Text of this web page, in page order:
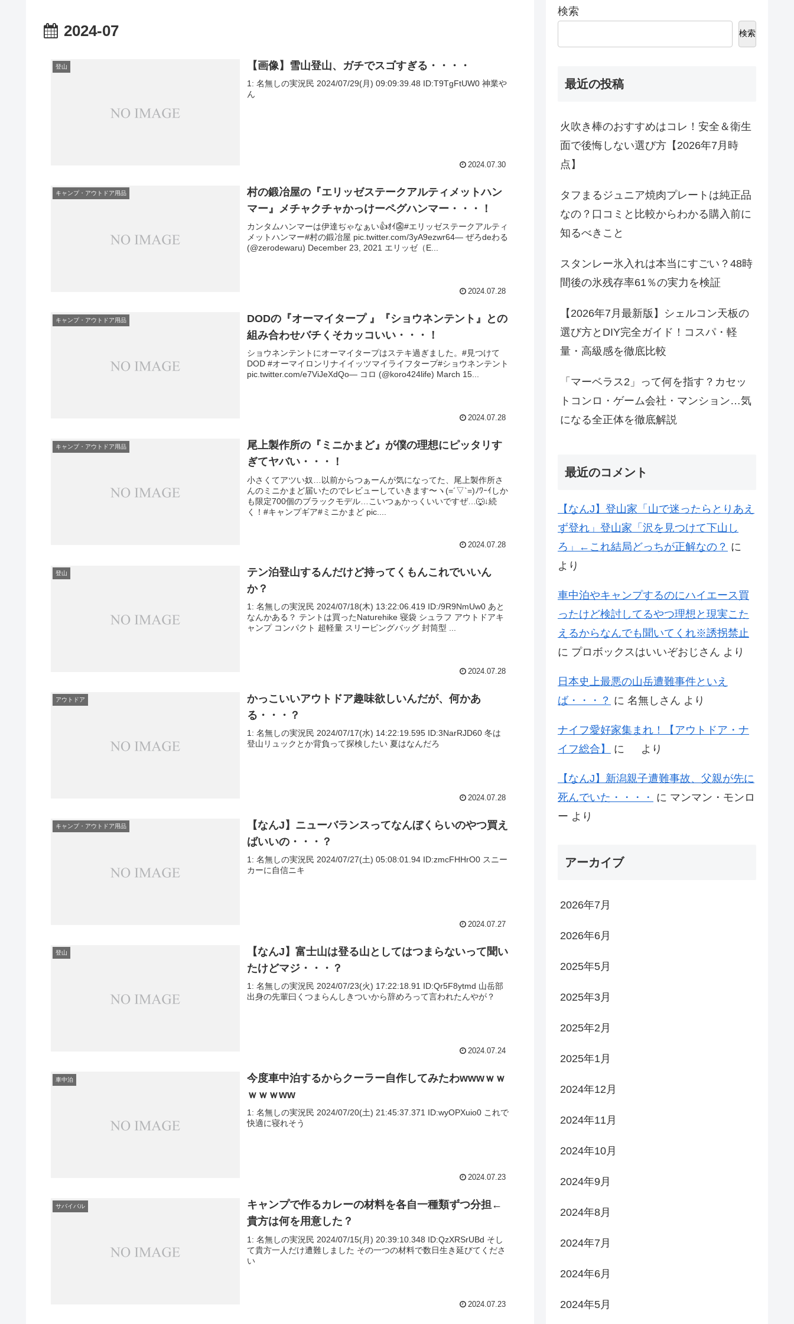
2024-07
登山 【画像】雪山登山、ガチでスゴすぎる・・・・
1: 名無しの実況民 2024/07/29(月) 09:09:39.48 ID:T9TgFtUW0 神業や
ん
2024.07.30
キャンプ・アウトドア用品
村の鍛冶屋の『エリッゼステークアルティメットハン
マー』メチャクチャかっけーペグハンマー・・・！
カンタムハンマーは伊達ぢゃなぁい👍ｵｲ👺#エリッゼステークアルティ
メットハンマー#村の鍛冶屋 pic.twitter.com/3yA9ezwr64— ぜろdeわる
(@zerodewaru) December 23, 2021 エリッゼ（E...
2024.07.28
キャンプ・アウトドア用品
DODの『オーマイタープ 』『ショウネンテント』との
組み合わせバチくそカッコいい・・・！
ショウネンテントにオーマイタープはステキ過ぎました。#見つけて
DOD #オーマイロンリナイイッツマイライフタープ#ショウネンテント
pic.twitter.com/e7ViJeXdQo— コロ (@koro424life) March 15...
2024.07.28
キャンプ・アウトドア用品
尾上製作所の『ミニかまど』が僕の理想にピッタリす
ぎてヤバい・・・！
小さくてアツい奴…以前からつぁーんが気になってた、尾上製作所さ
んのミニかまど届いたのでレビューしていきます〜ヽ(=´▽`=)ﾉﾜｰｲしか
も限定700個のブラックモデル…こいつぁかっくいいですぜ…🐺↓続
く！#キャンプギア#ミニかまど pic....
2024.07.28
登山
テン泊登山するんだけど持ってくもんこれでいいん
か？
1: 名無しの実況民 2024/07/18(木) 13:22:06.419 ID:/9R9NmUw0 あと
なんかある？ テントは買ったNaturehike 寝袋 シュラフ アウトドアキ
ャンプ コンパクト 超軽量 スリーピングバッグ 封筒型 ...
2024.07.28
アウトドア
かっこいいアウトドア趣味欲しいんだが、何かあ
る・・・？
1: 名無しの実況民 2024/07/17(水) 14:22:19.595 ID:3NarRJD60 冬は
登山リュックとか背負って探検したい 夏はなんだろ
2024.07.28
キャンプ・アウトドア用品
【なんJ】ニューバランスってなんぼくらいのやつ買え
ばいいの・・・？
1: 名無しの実況民 2024/07/27(土) 05:08:01.94 ID:zmcFHHrO0 スニー
カーに自信ニキ
2024.07.27
登山
【なんJ】富士山は登る山としてはつまらないって聞い
たけどマジ・・・？
1: 名無しの実況民 2024/07/23(火) 17:22:18.91 ID:Qr5F8ytmd 山岳部
出身の先輩曰くつまらんしきついから辞めろって言われたんやが？
2024.07.24
車中泊
今度車中泊するからクーラー自作してみたわwwwｗｗ
ｗｗｗww
1: 名無しの実況民 2024/07/20(土) 21:45:37.371 ID:wyOPXuio0 これで
快適に寝れそう
2024.07.23
サバイバル
キャンプで作るカレーの材料を各自一種類ずつ分担←
貴方は何を用意した？
1: 名無しの実況民 2024/07/15(月) 20:39:10.348 ID:QzXRSrUBd そし
て貴方一人だけ遭難しました その一つの材料で数日生き延びてくださ
い
2024.07.23
検索
検索
最近の投稿
火吹き棒のおすすめはコレ！安全＆衛生
面で後悔しない選び方【2026年7月時
点】
タフまるジュニア焼肉プレートは純正品
なの？口コミと比較からわかる購入前に
知るべきこと
スタンレー氷入れは本当にすごい？48時
間後の氷残存率61％の実力を検証
【2026年7月最新版】シェルコン天板の
選び方とDIY完全ガイド！コスパ・軽
量・高級感を徹底比較
「マーベラス2」って何を指す？カセッ
トコンロ・ゲーム会社・マンション…気
になる全正体を徹底解説
最近のコメント
【なんJ】登山家「山で迷ったらとりあえ
ず登れ」登山家「沢を見つけて下山し
ろ」←これ結局どっちが正解なの？ に
より
車中泊やキャンプするのにハイエース買
ったけど検討してるやつ理想と現実こた
えるからなんでも聞いてくれ※誘拐禁止
に プロボックスはいいぞおじさん より
日本史上最悪の山岳遭難事件といえ
ば・・・？ に 名無しさん より
ナイフ愛好家集まれ！【アウトドア・ナ
イフ総合】
に より
【なんJ】新潟親子遭難事故、父親が先に
死んでいた・・・・
に マンマン・モンロ
ー より
アーカイブ
2026年7月
2026年6月
2025年5月
2025年3月
2025年2月
2025年1月
2024年12月
2024年11月
2024年10月
2024年9月
2024年8月
2024年7月
2024年6月
2024年5月